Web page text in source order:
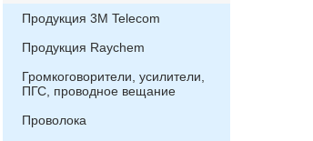
Продукция 3М Telecom
Продукция Raychem
Громкоговорители, усилители,
ПГС, проводное вещание
Проволока